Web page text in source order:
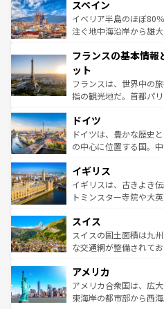
ろん、トスカーナの美
景など、自然景観も見
ピザやパスタなど、絶
ませてくれるイタリア
なお、新着のイタリア情
しい。
スペイン
イベリア半島のほぼ80
注ぐ地中海沿岸から雄
文化が根付くこの国で
れる闘牛、そして美味
る。首都マドリードの
アートに溢れた街角か
せる。地方によって風
ンテンツ一覧を参照し
フランスの基本情報
ット
フランスは、世界中の
指の観光地だ。首都パ
で、幅広い魅力が詰ま
聖堂、美しいビーチ、
から魅了する。また、
いる。シャンパンの発
香り高いラベンダー畑
らに、パリ以外の地域
れる地方に足を運ぶと
きるだろう。
を参照してほしい。
ドイツ
ドイツは、豊かな歴史
の中心に位置する国。
顔を持つこの国は、ど
ルリンの文化的活気、
してライン川沿いのワ
は、お酒好きな人にはぜひ体験
ドイツ情報はコンテン
イギリス
イギリスは、古きよき
トミンスター寺院や大
リアごとに異なる魅力
ティー、ビール好きに
戦など、本場だからこ
ンツ一覧を参照してほし
スイス
スイスの国土面積は九
な交通網が整備されて
の建物がそのまま残る
博物館もあり、アルプ
ことができる。国民の
アメリカ
アメリカ合衆国は、広
東海岸の都市部から西